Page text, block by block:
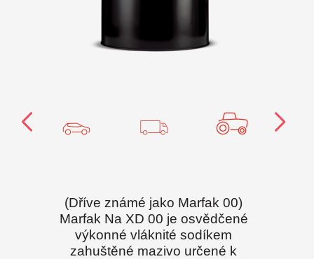
(Dříve známé jako Marfak 00)
Marfak Na XD 00 je osvědčené
výkonné vláknité sodíkem
zahuštěné mazivo určené k